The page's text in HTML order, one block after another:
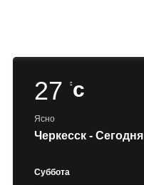
27 c
Ясно
Черкесск - Сегодня
Суббота